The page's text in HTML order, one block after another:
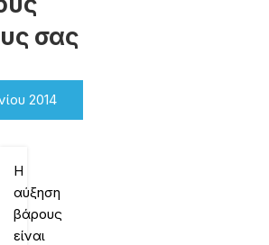
σας
2014
Η
αύξηση
βάρους
είναι